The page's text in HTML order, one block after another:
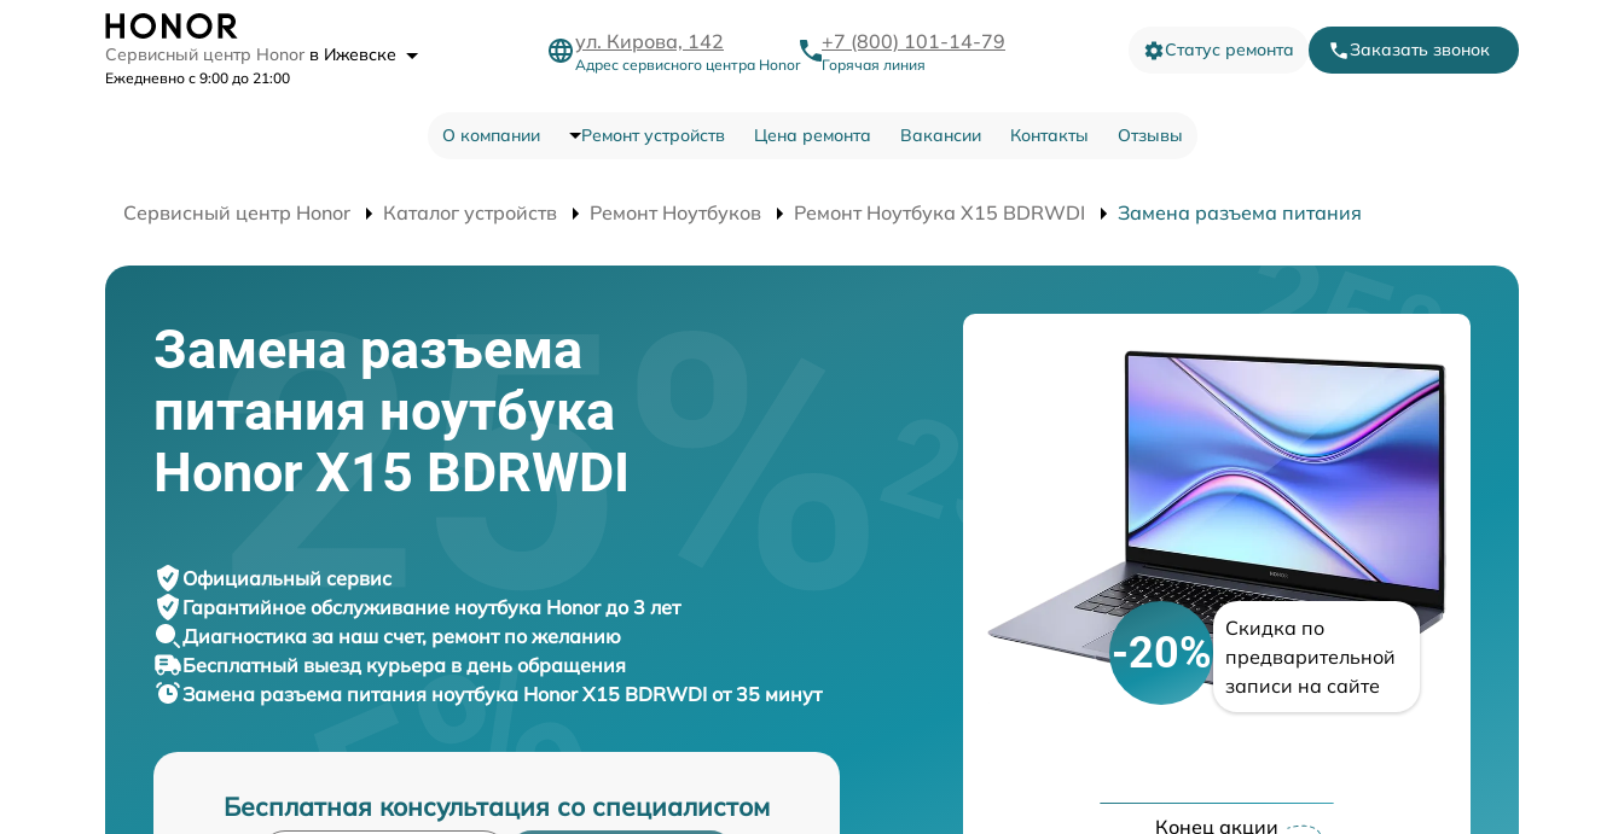
Сервисный центр Honor в Ижевске
Ежедневно с 9:00 до 21:00
ул. Кирова, 142
Адрес сервисного центра Honor
+7 (800) 101-14-79
Горячая линия
Статус ремонта Заказать звонок
О компании Ремонт устройств Цена ремонта Вакансии Контакты Отзывы
Сервисный центр Honor Каталог устройств Ремонт Ноутбуков Ремонт Ноутбука X15 BDRWDI Замена разъема питания
Замена разъема
питания ноутбука
Honor X15 BDRWDI
Официальный сервис
Гарантийное обслуживание ноутбука Honor до 3 лет
Диагностика за наш счет, ремонт по желанию
Бесплатный выезд курьера в день обращения
Замена разъема питания ноутбука Honor X15 BDRWDI от 35 минут
Бесплатная консультация со специалистом
-20%
Скидка по
предварительной
записи на сайте
Конец акции